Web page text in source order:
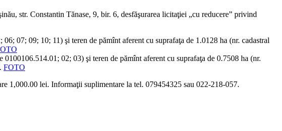
str. Constantin Tănase, 9, bir. 6, desfăşurarea licitaţiei „cu reducere” privind
07; 09; 10; 11) şi teren de pămînt aferent cu suprafaţa de 1.0128 ha (nr. cadastral
02; 03) şi teren de pămînt aferent cu suprafaţa de 0.7508 ha (nr.
FOTO
1,000.00 lei. Informaţii suplimentare la tel. 079454325 sau 022-218-057.